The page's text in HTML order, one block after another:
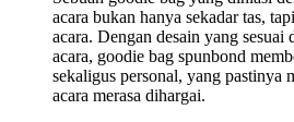
acara bukan hanya sekadar tas,
acara. Dengan desain yang sesuai
acara, goodie bag spunbond
sekaligus personal, yang pastinya
acara merasa dihargai.